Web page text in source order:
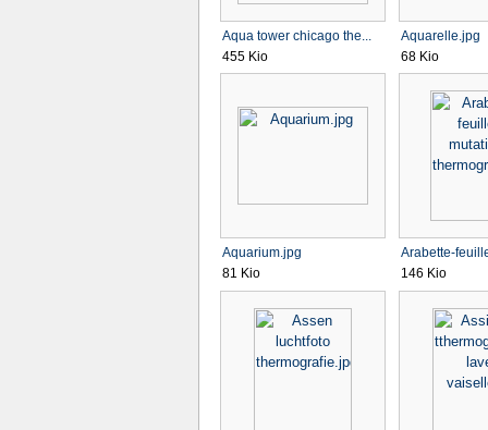
Aqua tower chicago the...
455 Kio
Aquarelle.jpg
68 Kio
Aquarium.jpg
81 Kio
Arabette-
146 Kio